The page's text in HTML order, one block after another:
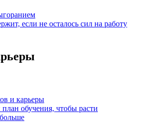
если не осталось сил на работу
и карьеры
обучения, чтобы расти